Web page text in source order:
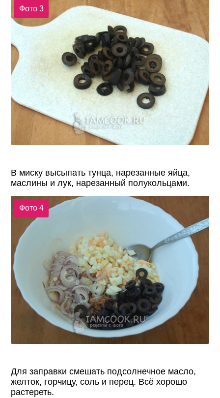
Фото 3
В миску высыпать тунца, нарезанные яйца,
маслины и лук, нарезанный полукольцами.
Фото 4
Для заправки смешать подсолнечное масло,
желток, горчицу, соль и перец. Всё хорошо
растереть.